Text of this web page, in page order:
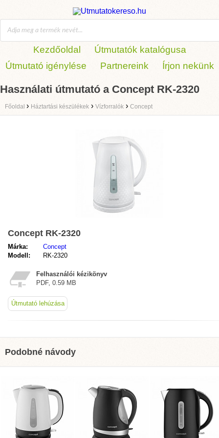
Kezdőoldal
Útmutatók katalógusa
Útmutató igénylése
Partnereink Írjon nekünk
Használati útmutató a Concept RK-2320
Főoldal › Háztartási készülékek › Vízforralók › Concept
Concept RK-2320
Márka:
Concept
Modell:
RK-2320
Felhasználói kézikönyv
PDF, 0.59 MB
Útmutató lehúzása
Podobné návody